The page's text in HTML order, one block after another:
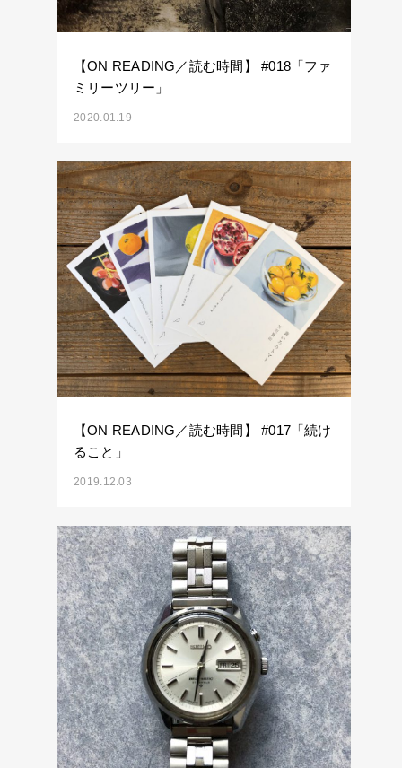
【ON READING／読む時間】 #018「ファ
ミリーツリー」
2020.01.19
【ON READING／読む時間】 #017「続け
ること」
2019.12.03